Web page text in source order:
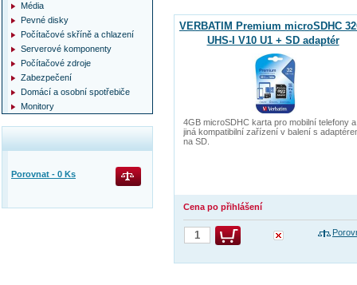
VERBATIM Premium microSDHC
UHS-I V10 U1 + SD adaptér
4GB microSDHC karta pro mobilní telefony a
jiná kompatibilní zařízení v balení s
na SD.
Cena po přihlášení
Média
Pevné disky
Počítačové skříně a chlazení
Serverové komponenty
Počítačové zdroje
Zabezpečení
Domácí a osobní spotřebiče
Monitory
Porovnat - 0 Ks